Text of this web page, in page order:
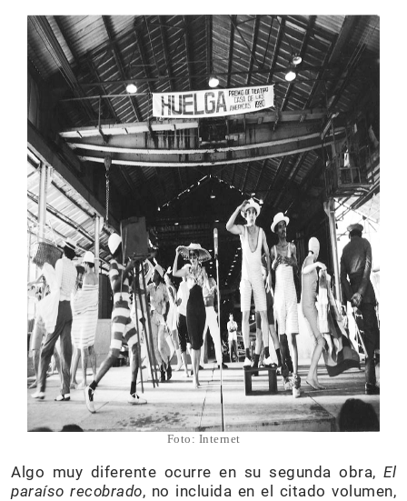
Foto: Internet
Algo muy diferente ocurre en su segunda obra, El
paraíso recobrado, no incluida en el citado volumen,